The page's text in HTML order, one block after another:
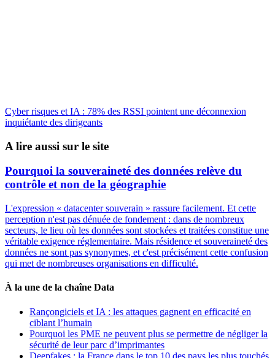
Cyber risques et IA : 78% des RSSI pointent une déconnexion
inquiétante des dirigeants
A lire aussi sur le site
Pourquoi la souveraineté des données relève du
contrôle et non de la géographie
L'expression « datacenter souverain » rassure facilement. Et cette
perception n'est pas dénuée de fondement : dans de nombreux
secteurs, le lieu où les données sont stockées et traitées constitue une
véritable exigence réglementaire. Mais résidence et souveraineté des
données ne sont pas synonymes, et c'est précisément cette confusion
qui met de nombreuses organisations en difficulté.
À la une de la chaîne Data
Rançongiciels et IA : les attaques gagnent en efficacité en
ciblant l’humain
Pourquoi les PME ne peuvent plus se permettre de négliger la
sécurité de leur parc d’imprimantes
Deepfakes : la France dans le top 10 des pays les plus touchés